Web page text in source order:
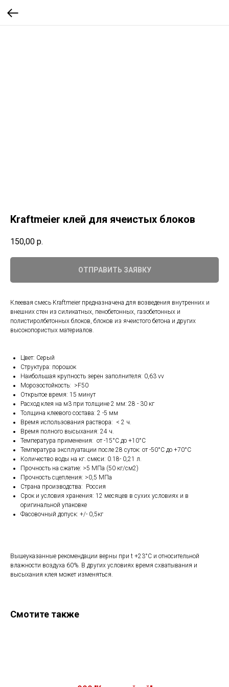
Kraftmeier клей для ячеистых блоков
150,00 р.
ОТПРАВИТЬ ЗАЯВКУ
Клеевая смесь Kraftmeier предназначена для возведения внутренних и
внешних стен из силикатных, пенобетонных, газобетонных и
полистиролбетонных блоков, блоков из ячеистого бетона и других
высокопористых материалов.
Цвет: Серый
Структура: порошок
Наибольшая крупность зерен заполнителя: 0,63 vv
Морозостойкость: >F50
Открытое время: 15 минут
Расход клея на м3 при толщине 2 мм: 28 - 30 кг
Толщина клеевого состава: 2 -5 мм
Время использования раствора: < 2 ч.
Время полного высыхания: 24 ч.
Температура применения: от -15°С до +10°C
Температура эксплуатации после 28 суток: от -50°C до +70°C
Количество воды на кг. смеси: 0.18- 0,21 л.
Прочность на сжатие: >5 МПа (50 кг/см2)
Прочность сцепления: >0,5 МПа
Страна производства: Россия
Срок и условия хранения: 12 месяцев в сухих условиях и в
оригинальной упаковке
Фасовочный допуск: +/- 0,5кг
Вышеуказанные рекомендации верны при t +23°C и относительной
влажности воздуха 60%. В других условиях время схватывания и
высыхания клея может изменяться.
Смотите также